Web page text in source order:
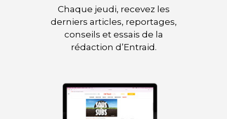
Chaque jeudi, recevez les
derniers articles, reportages,
conseils et essais de la
rédaction d’Entraid.